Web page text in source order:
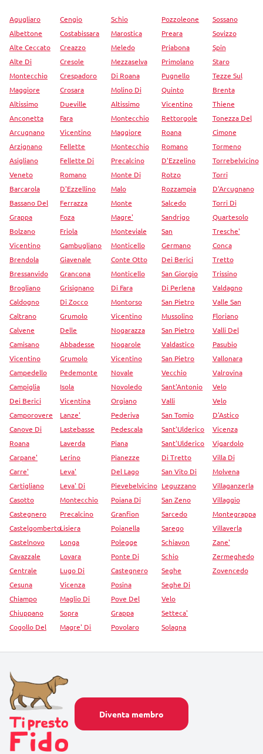
Diventa membro
Agugliaro
Albettone
Alte Ceccato
Alte Di
Montecchio
Maggiore
Altissimo
Anconetta
Arcugnano
Arzignano
Asigliano
Veneto
Barcarola
Bassano Del
Grappa
Bolzano
Vicentino
Brendola
Bressanvido
Brogliano
Caldogno
Caltrano
Calvene
Camisano
Vicentino
Campedello
Campiglia
Dei Berici
Camporovere
Canove Di
Roana
Carpane'
Carre'
Cartigliano
Casotto
Castegnero
Castelgomberto
Castelnovo
Cavazzale
Centrale
Cesuna
Chiampo
Chiuppano
Cogollo Del
Cengio
Costabissara
Creazzo
Cresole
Crespadoro
Crosara
Dueville
Fara
Vicentino
Fellette
Fellette Di
Romano
D'Ezzellino
Ferrazza
Foza
Friola
Gambugliano
Giavenale
Grancona
Grisignano
Di Zocco
Grumolo
Delle
Abbadesse
Grumolo
Pedemonte
Isola
Vicentina
Lanze'
Lastebasse
Laverda
Lerino
Leva'
Leva' Di
Montecchio
Precalcino
Lisiera
Longa
Lovara
Lugo Di
Vicenza
Maglio Di
Sopra
Magre' Di
Schio
Marostica
Meledo
Mezzaselva
Di Roana
Molino Di
Altissimo
Montecchio
Maggiore
Montecchio
Precalcino
Monte Di
Malo
Monte
Magre'
Monteviale
Monticello
Conte Otto
Monticello
Di Fara
Montorso
Vicentino
Nogarazza
Nogarole
Vicentino
Novale
Novoledo
Orgiano
Pederiva
Pedescala
Piana
Pianezze
Del Lago
Pievebelvicino
Poiana Di
Granfion
Poianella
Polegge
Ponte Di
Castegnero
Posina
Pove Del
Grappa
Povolaro
Pozzoleone
Preara
Priabona
Primolano
Pugnello
Quinto
Vicentino
Rettorgole
Roana
Romano
D'Ezzelino
Rotzo
Rozzampia
Salcedo
Sandrigo
San
Germano
Dei Berici
San Giorgio
Di Perlena
San Pietro
Mussolino
San Pietro
Valdastico
San Pietro
Vecchio
Sant'Antonio
Valli
San Tomio
Sant'Ulderico
Sant'Ulderico
Di Tretto
San Vito Di
Leguzzano
San Zeno
Sarcedo
Sarego
Schiavon
Schio
Seghe
Seghe Di
Velo
Setteca'
Solagna
Sossano
Sovizzo
Spin
Staro
Tezze Sul
Brenta
Thiene
Tonezza Del
Cimone
Tormeno
Torrebelvicino
Torri
D'Arcugnano
Torri Di
Quartesolo
Tresche'
Conca
Tretto
Trissino
Valdagno
Valle San
Floriano
Valli Del
Pasubio
Vallonara
Valrovina
Velo
Velo
D'Astico
Vicenza
Vigardolo
Villa Di
Molvena
Villaganzerla
Villaggio
Montegrappa
Villaverla
Zane'
Zermeghedo
Zovencedo